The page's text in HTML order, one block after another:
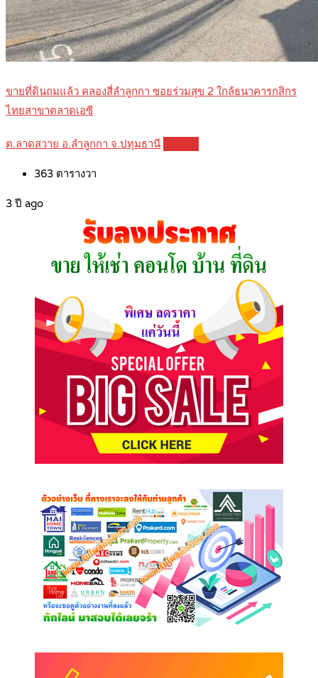
ขายที่ดินถมแล้ว คลองสี่ลำลูกกา ซอยร่วมสุข 2 ใกล้ธนาคารกสิกร
ไทยสาขาตลาดเอซี
ต.ลาดสวาย อ.ลำลูกกา จ.ปทุมธานี
363 ตารางวา
3 ปี ago